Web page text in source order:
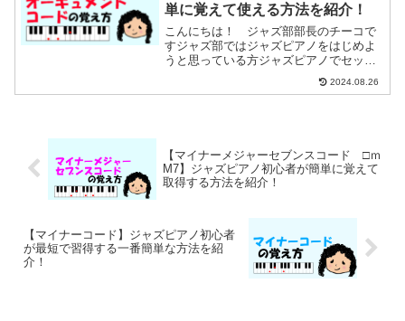
単に覚えて使える方法を紹介！
こんにちは！ ジャズ部部長のチーコで
すジャズ部ではジャズピアノをはじめよ
うと思っている方ジャズピアノでセッシ
ョンに参加したい方ジャズピアノをもっ
と楽しみたい方に分かりやすくセッショ
2024.08.26
【マイナーメジャーセブンスコード □ｍ
M7】ジャズピアノ初心者が簡単に覚えて
取得する方法を紹介！
【マイナーコード】ジャズピアノ初心者
が最短で習得する一番簡単な方法を紹
介！